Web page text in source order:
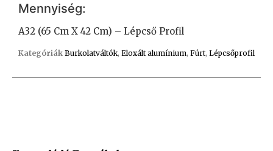
Mennyiség:
A32 (65 Cm X 42 Cm) – Lépcső Profil
Kategóriák Burkolatváltók, Eloxált alumínium, Fúrt, Lépcsőprofil